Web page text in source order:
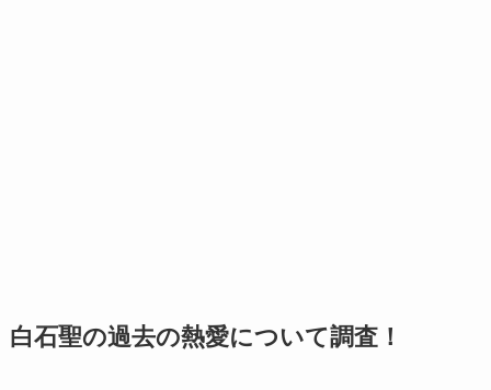
白石聖の過去の熱愛について調査！